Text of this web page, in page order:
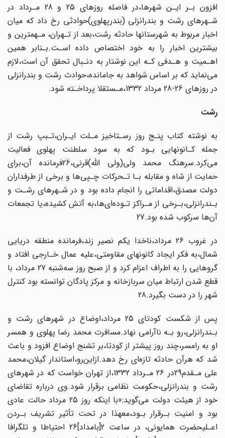
افزون بـر ایـن شهرها،در فاصله روزهای 25 و 28 مـرداد‌ در‌
شـهرهای‌ رشت و بندرانزلی‌ (بندرپهلوی)حوادثی رخ داد که میان
اخبار مربوط به شهرستانها حادثه رشت،بعد‌ از تـهران، مـهمترین و
بیشترین اخبار را به خود اختصاص داده اسـت.بـنابر همین‌
اهـمیت و هـدفی کـه این‌‌ نوشتار‌ به دنـبال تحقق آن است،لازم
می‌نماید که بر اساس شواهد به جامانده،حوادث رشت‌ و بندرانزلی
در روزهای 26-28 مرداد 1332،مـستقلا پرداخـته شود.
رشت
به نوشته کتاب پنـج روز‌ رسـتاخیز مـلت ایـران،تـبپ رشت از
جمله کـانونهایی بـود که به سود سلطنت پهلوی فعالیت
می‌کرد.سرهنگ محمد ولی(ولی اللّه)قرنی،26فرمانده آن،برای‌
حمایت از شاه و مقابله بـا‌ تـحرکات‌ چـپی‌ها و برخی از طرفداران
دولت مصدق،اقداماتی را انجام داده بود و در شـهرهای رشـت و
بـندرانزلی،بـرخی از مـراکز تـوده‌ای‌ها،به آتش کشیده،یا تجمعات
آن‌ها سرکوب شده بود.27
در‌ غروب‌ 26 مرداد،ناخدا یکم نصیر زند،فرمانده منطقه دریایی
شمال،به فکر ایجاد کانونهای مقاومتی،علیه عمال خـارجی افتاد و
گروهایی را به اطراف اعزام کرد و از صبح روز سه‌شنبه‌ 27‌ مرداد، با
قطع شدن ارتباط میان سربازخانه و مرکز پادگان توانسته بود کنترل
شهر را در دست بگیرد.28
پس از شکست کودتای 25 مرداد،اوضاع در شهرهای رشت و
بـندرانزلی‌،رو‌ بـه‌ ناآرامی‌ نهاد.مسافرت محمد رضا‌ پهلوی‌ و همسر‌
او به رامسر،چند روز پیشتر از کودتا،بر تشنج اوضاع افزود و باعث
شد که هرآن حادثه تازه‌ای رخ دهد.ازاین‌رو‌،استاندار‌ گیلان‌،محمد
علی‌ مـقدم‌29در 26 مـرداد 1332‌،از‌ تهران خواست که در شهرهای
رشت و بندرانزلی،حکومت‌ نظامی برقرار شود.وی درباره تقاضای
خود از هیئت دولت می‌گوید‌:«با‌ اینکه‌ روز 25 مرداد حالت عادی
بود و امنیت بـرقرار بـود،معهذا‌ در تحت تأثیر تشریف بـردن
اعـلیحضرت همایونی، در ساعت 2[بامداد]26 احتیاطا و تلگرافا